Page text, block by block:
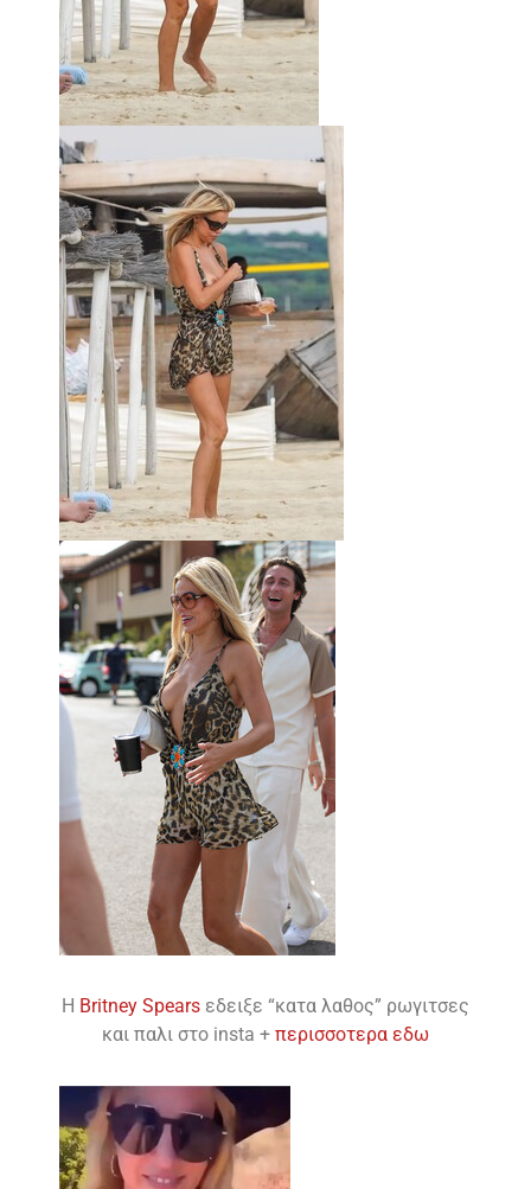
H Britney Spears εδειξε “κατα λαθος” ρωγιτσες
και παλι στο insta + περισσοτερα εδω